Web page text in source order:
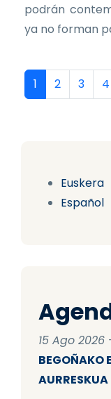
Euskera
Español
15 Ago 2026
BEGOÑAKO
AURRESKUA
podrán
ya no forman
Página actual
1 Página
2 Página
3 4